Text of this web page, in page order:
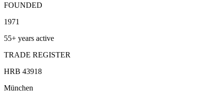
FOUNDED
1971
55+ years active
TRADE REGISTER
HRB 43918
München